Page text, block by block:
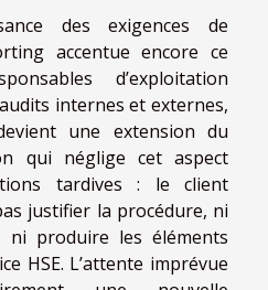
des exigences de
accentue encore ce
d’exploitation
internes et externes,
une extension du
qui néglige cet aspect
tardives : le client
justifier la procédure, ni
ni produire les éléments
HSE. L’attente imprévue